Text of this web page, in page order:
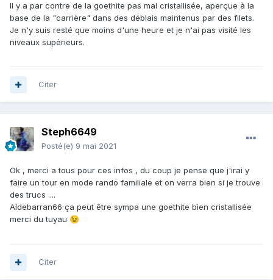
Il y a par contre de la goethite pas mal cristallisée, aperçue à la
base de la "carrière" dans des déblais maintenus par des filets.
Je n'y suis resté que moins d'une heure et je n'ai pas visité les
niveaux supérieurs.
Citer
Steph6649
Posté(e) 9 mai 2021
Ok , merci a tous pour ces infos , du coup je pense que j'irai y
faire un tour en mode rando familiale et on verra bien si je trouve
des trucs ....
Aldebarran66 ça peut être sympa une goethite bien cristallisée
merci du tuyau 😉
Citer